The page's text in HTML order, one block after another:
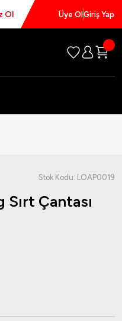
Ol Üye OlGiriş Yap
Stok Kodu: LOAP0019
Çantası